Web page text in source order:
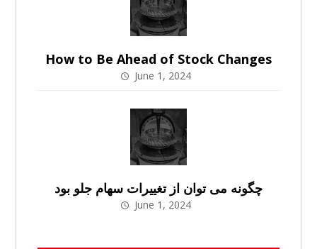
How to Be Ahead of Stock Changes
June 1, 2024
چگونه می توان از تغییرات سهام جلو بود
June 1, 2024